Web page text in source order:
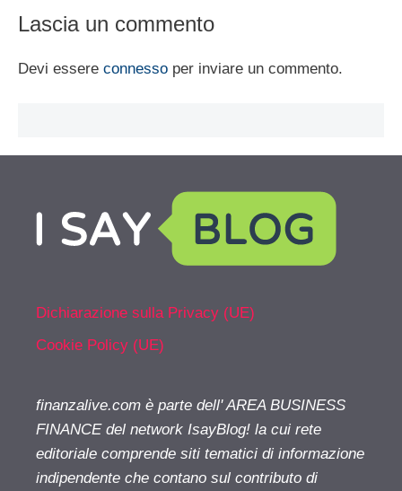
Lascia un commento
Devi essere connesso per inviare un commento.
Dichiarazione sulla Privacy (UE)
Cookie Policy (UE)
finanzalive.com è parte dell' AREA BUSINESS
FINANCE del network IsayBlog! la cui rete
editoriale comprende siti tematici di informazione
indipendente che contano sul contributo di